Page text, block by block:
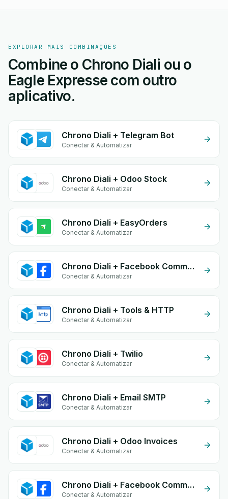
EXPLORAR MAIS COMBINAÇÕES
Combine o Chrono Diali ou o
Eagle Expresse com outro
aplicativo.
Chrono Diali + Telegram Bot
Conectar & Automatizar
Chrono Diali + Odoo Stock
Conectar & Automatizar
Chrono Diali + EasyOrders
Conectar & Automatizar
Chrono Diali + Facebook Commerce
Conectar & Automatizar
Chrono Diali + Tools & HTTP
Conectar & Automatizar
Chrono Diali + Twilio
Conectar & Automatizar
Chrono Diali + Email SMTP
Conectar & Automatizar
Chrono Diali + Odoo Invoices
Conectar & Automatizar
Chrono Diali + Facebook Comments
Conectar & Automatizar